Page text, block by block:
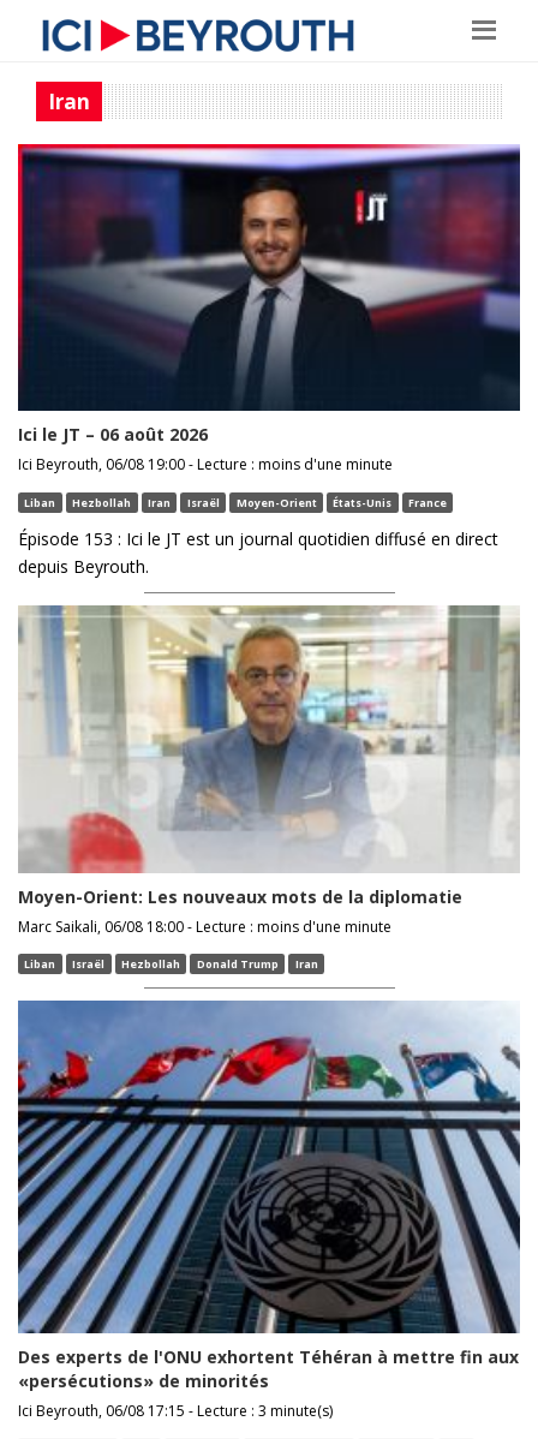
Iran
Ici le JT – 06 août 2026
Ici Beyrouth, 06/08 19:00 - Lecture : moins d'une minute
Liban Hezbollah Iran Israël Moyen-Orient États-Unis France
Épisode 153 : Ici le JT est un journal quotidien diffusé en direct
depuis Beyrouth.
Moyen-Orient: Les nouveaux mots de la diplomatie
Marc Saikali, 06/08 18:00 - Lecture : moins d'une minute
Liban Israël Hezbollah Donald Trump Iran
Des experts de l'ONU exhortent Téhéran à mettre fin aux
«persécutions» de minorités
Ici Beyrouth, 06/08 17:15 - Lecture : 3 minute(s)